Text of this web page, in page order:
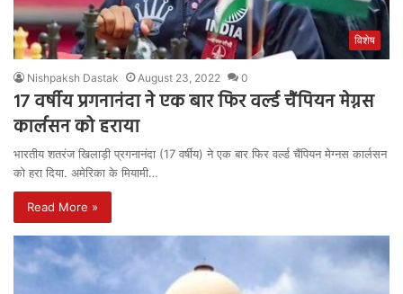
विशेष
Nishpaksh Dastak August 23, 2022 0
17 वर्षीय प्रगनानंदा ने एक बार फिर वर्ल्ड चैंपियन मेग्नस
कार्लसन को हराया
भारतीय शतरंज खिलाड़ी प्रगनानंदा (17 वर्षीय) ने एक बार फिर वर्ल्ड चैंपियन मेग्नस कार्लसन
को हरा दिया. अमेरिका के मियामी…
Read More »